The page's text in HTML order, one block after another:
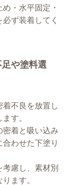
・水平固定・
ず装着してく
や塗料選
不良を放置し
す。
密着と吸い込み
わせた下塗り
慮し、素材別
ます。